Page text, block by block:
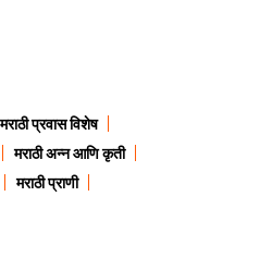
मराठी प्रवास विशेष
मराठी अन्न आणि कृती
मराठी प्राणी